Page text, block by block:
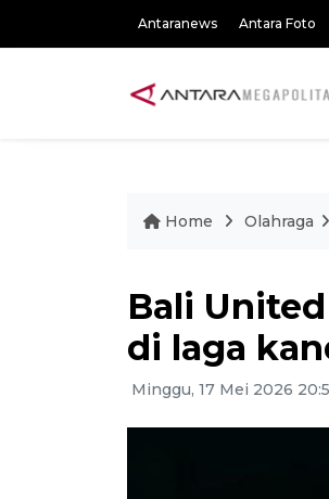
Antaranews Antara Foto
Home Olahraga
Bali
di laga
Minggu, 17 Mei 2026